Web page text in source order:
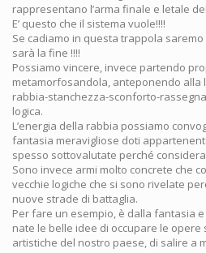
rappresentano l’arma finale e letale
E’ questo che il sistema vuole!!!!
Se cadiamo in questa trappola
sarà la fine !!!!
Possiamo vincere, invece partendo
metamorfosandola, anteponendo alla
rabbia-stanchezza-sconforto-
logica.
L’energia della rabbia possiamo
fantasia meravigliose doti
spesso sottovalutate perché
Sono invece armi molto concrete che
vecchie logiche che si sono rivelate
nuove strade di battaglia.
Per fare un esempio, è dalla fantasia
nate le belle idee di occupare le
artistiche del nostro paese, di salire a